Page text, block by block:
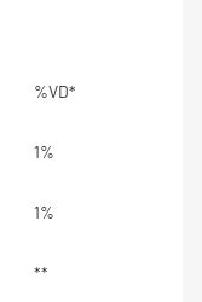
%VD*
1%
1%
**